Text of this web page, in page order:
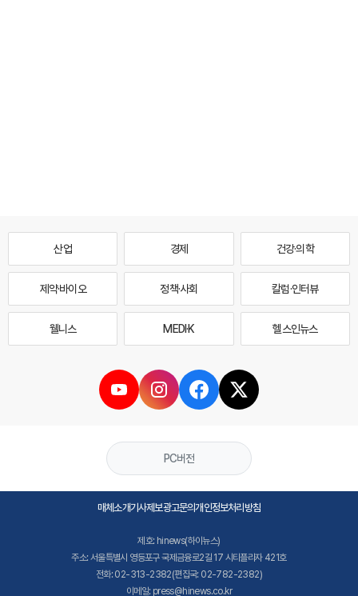
산업 경제 건강·의학
제약·바이오 정책·사회 칼럼·인터뷰
웰니스 MEDI·K 헬스인뉴스
PC버전
매체소개기사제보광고문의개인정보처리방침
제호: hinews(하이뉴스)
주소: 서울특별시 영등포구 국제금융로2길 17 시티플라자 421호
전화: 02-313-2382(편집국: 02-782-2382)
이메일: press@hinews.co.kr